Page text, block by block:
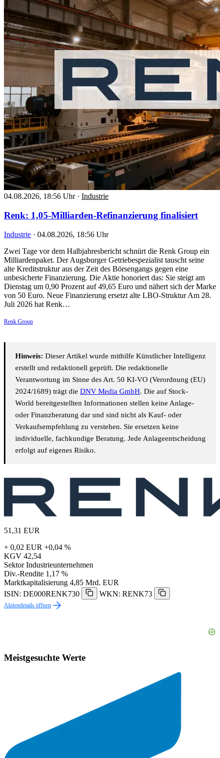
04.08.2026, 18:56 Uhr · Industrie
Renk: 1,05-Milliarden-Refinanzierung finalisiert
Industrie · 04.08.2026, 18:56 Uhr
Zwei Tage vor dem Halbjahresbericht schnürt die Renk Group ein
Milliardenpaket. Der Augsburger Getriebespezialist tauscht seine
alte Kreditstruktur aus der Zeit des Börsengangs gegen eine
unbesicherte Finanzierung. Die Aktie honoriert das: Sie steigt am
Dienstag um 0,90 Prozent auf 49,65 Euro und nähert sich der Marke
von 50 Euro. Neue Finanzierung ersetzt alte LBO-Struktur Am 28.
Juli 2026 hat Renk…
Renk Group
Hinweis: Dieser Artikel wurde mithilfe Künstlicher Intelligenz
erstellt und redaktionell geprüft. Die redaktionelle
Verantwortung im Sinne des Art. 50 KI-VO (Verordnung (EU)
2024/1689) trägt die DNV Media GmbH. Die auf Stock-
World bereitgestellten Informationen stellen keine Anlage-
oder Finanzberatung dar und sind nicht als Kauf- oder
Verkaufsempfehlung zu verstehen. Sie ersetzen keine
individuelle, fachkundige Beratung. Jede Anlageentscheidung
erfolgt auf eigenes Risiko.
51,31 EUR
+ 0,02 EUR +0,04 %
KGV 42,54
Sektor Industrieunternehmen
Div.-Rendite 1,17 %
Marktkapitalisierung 4,85 Mrd. EUR
ISIN: DE000RENK730
WKN: RENK73
Aktiendetails öffnen
Meistgesuchte Werte